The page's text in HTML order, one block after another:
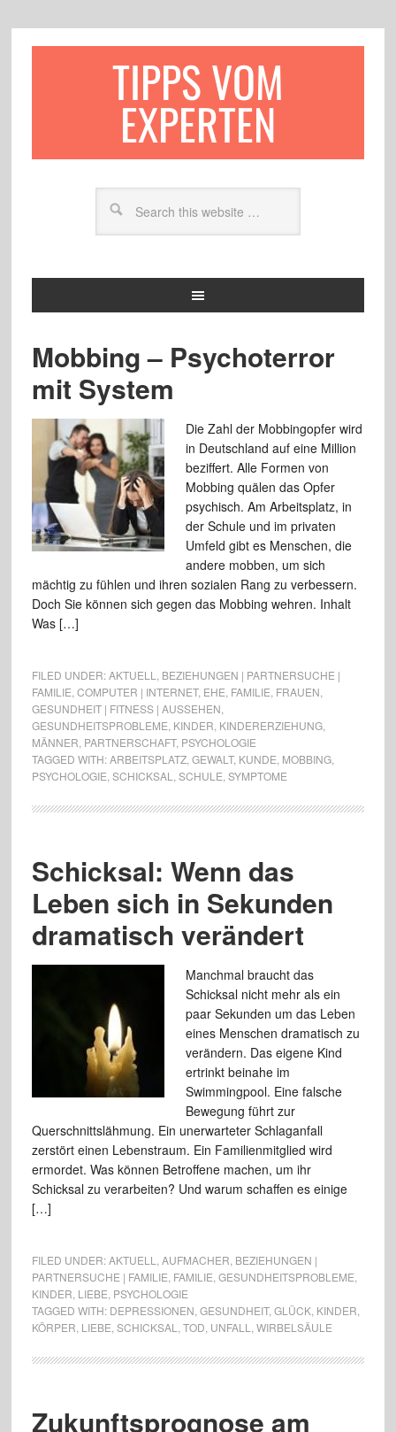
TIPPS VOM
EXPERTEN
Mobbing – Psychoterror
mit System
Die Zahl der Mobbingopfer wird
in Deutschland auf eine Million
beziffert. Alle Formen von
Mobbing quälen das Opfer
psychisch. Am Arbeitsplatz, in
der Schule und im privaten
Umfeld gibt es Menschen, die
andere mobben, um sich
mächtig zu fühlen und ihren sozialen Rang zu verbessern.
Doch Sie können sich gegen das Mobbing wehren. Inhalt
Was […]
FILED UNDER:AKTUELL
BEZIEHUNGEN | PARTNERSUCHE |
FAMILIE COMPUTER | INTERNET, EHE FAMILIE FRAUEN
GESUNDHEIT | FITNESS | AUSSEHEN
GESUNDHEITSPROBLEME KINDER KINDERERZIEHUNG,
MÄNNER PARTNERSCHAFT, PSYCHOLOGIE
TAGGED WITH:ARBEITSPLATZ, GEWALT, KUNDE MOBBING,
PSYCHOLOGIE SCHICKSAL SCHULE SYMPTOME
Schicksal: Wenn das
Leben sich in Sekunden
dramatisch verändert
Manchmal braucht das
Schicksal nicht mehr als ein
paar Sekunden um das Leben
eines Menschen dramatisch zu
verändern. Das eigene Kind
ertrinkt beinahe im
Swimmingpool. Eine falsche
Bewegung führt zur
Querschnittslähmung. Ein unerwarteter Schlaganfall
zerstört einen Lebenstraum. Ein Familienmitglied wird
ermordet. Was können Betroffene machen, um ihr
Schicksal zu verarbeiten? Und warum schaffen es einige
[…]
FILED UNDER:AKTUELL AUFMACHER BEZIEHUNGEN |
PARTNERSUCHE | FAMILIE FAMILIE GESUNDHEITSPROBLEME
KINDER LIEBE PSYCHOLOGIE
TAGGED WITH: DEPRESSIONEN GESUNDHEIT, GLÜCK, KINDER
KÖRPER LIEBE SCHICKSAL TOD UNFALL WIRBELSÄULE
Zukunftsprognose am